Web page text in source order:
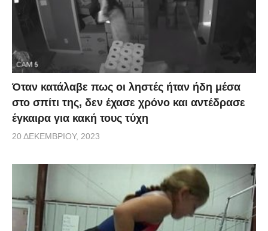
Όταν κατάλαβε πως οι ληστές ήταν ήδη μέσα
στο σπίτι της, δεν έχασε χρόνο και αντέδρασε
έγκαιρα για κακή τους τύχη
20 ΔΕΚΕΜΒΡΊΟΥ, 2023